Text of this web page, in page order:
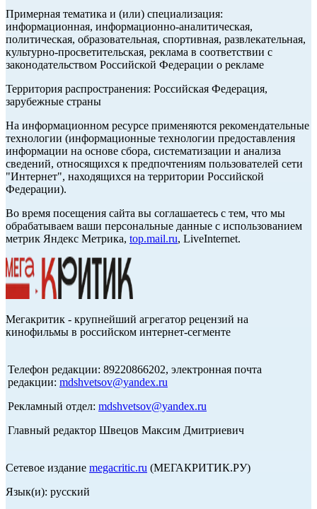
Примерная тематика и (или) специализация:
информационная, информационно-аналитическая,
политическая, образовательная, спортивная, развлекательная,
культурно-просветительская, реклама в соответствии с
законодательством Российской Федерации о рекламе
Территория распространения: Российская Федерация,
зарубежные страны
На информационном ресурсе применяются рекомендательные
технологии (информационные технологии предоставления
информации на основе сбора, систематизации и анализа
сведений, относящихся к предпочтениям пользователей сети
"Интернет", находящихся на территории Российской
Федерации).
Во время посещения сайта вы соглашаетесь с тем, что мы
обрабатываем ваши персональные данные с использованием
метрик Яндекс Метрика, top.mail.ru, LiveInternet.
Мегакритик - крупнейший агрегатор рецензий на
кинофильмы в российском интернет-сегменте
Телефон редакции: 89220866202, электронная почта
редакции: mdshvetsov@yandex.ru
Рекламный отдел: mdshvetsov@yandex.ru
Главный редактор Швецов Максим Дмитриевич
Сетевое издание megacritic.ru (МЕГАКРИТИК.РУ)
Язык(и): русский